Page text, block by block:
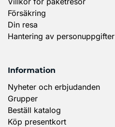
Försäkring
Din resa
Hantering av personuppgifter
Information
Nyheter och erbjudanden
Grupper
Beställ katalog
Köp presentkort